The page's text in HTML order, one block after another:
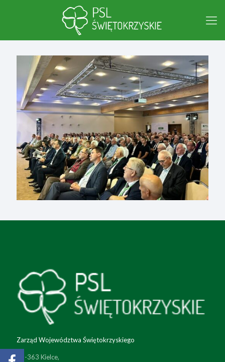
Zarząd Województwa Świętokrzyskiego
25-363 Kielce,